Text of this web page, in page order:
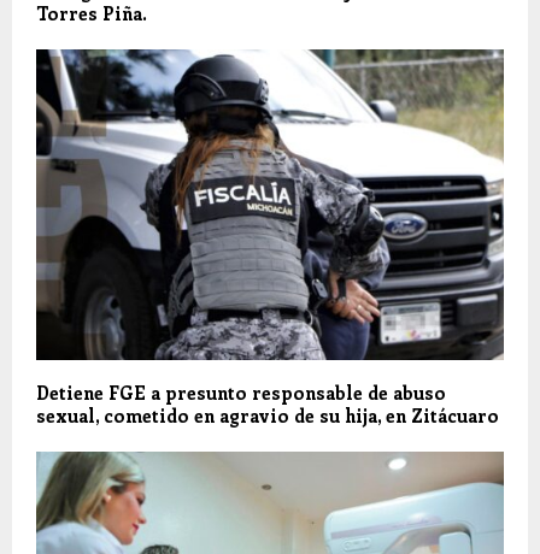
Torres Piña.
Detiene FGE a presunto responsable de abuso
sexual, cometido en agravio de su hija, en Zitácuaro